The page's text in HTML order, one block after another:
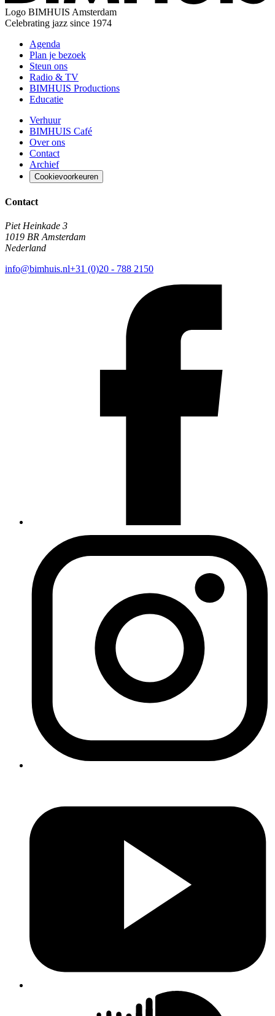
Logo BIMHUIS Amsterdam
Celebrating jazz since 1974
Agenda
Plan je bezoek
Steun ons
Radio & TV
BIMHUIS Productions
Educatie
Verhuur
BIMHUIS Café
Over ons
Contact
Archief
Cookievoorkeuren
Contact
Piet Heinkade 3
1019 BR Amsterdam
Nederland
info@bimhuis.nl+31 (0)20 - 788 2150